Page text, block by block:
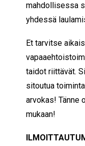
mahdollisessa
yhdessä
Et tarvitse
taidot riittävät.
sitoutua
arvokas! Tänne
mukaan!